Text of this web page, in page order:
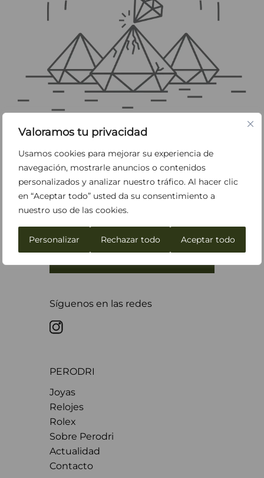
Valoramos tu privacidad
Usamos cookies para mejorar su experiencia de
navegación, mostrarle anuncios o contenidos
personalizados y analizar nuestro tráfico. Al hacer clic
en “Aceptar todo” usted da su consentimiento a
nuestro uso de las cookies.
Personalizar Rechazar todo Aceptar todo
CONTINÚE EXPLORANDO PERODRI
Busca tu tienda más cercana
Síguenos en las redes
PERODRI
Joyas
Relojes
Rolex
Sobre Perodri
Actualidad
Contacto